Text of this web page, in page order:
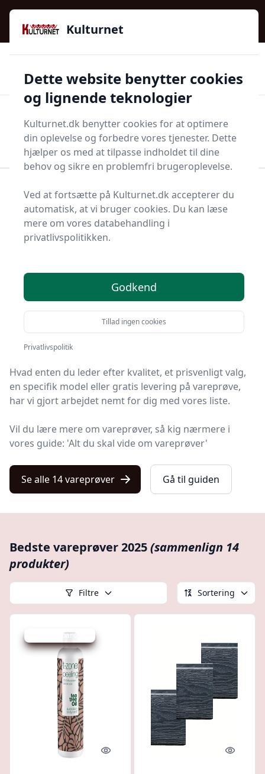
Kulturnet - Alt Det Gode I Livet | Din Kulturguide Siden
2016
97 kategorier 👍Kun godkendte butikker
Start søgning
Start søgning
Forside
Bolig og indretning
Diverse bolig og indretning
Vareprøve
Bedste vareprøver 2025
produkter
Velkommen til Kulturnet – her finder du de bedste
vareprøver på markedet. Vi har nøje udvalgt 14
produkter, så du er sikret kvalitet.
Hvad enten du leder efter kvalitet, et prisvenligt valg,
en specifik model eller gratis levering på vareprøve,
har vi gjort arbejdet nemt for dig med vores liste.
Vil du lære mere om vareprøver, så kig nærmere i
vores guide: 'Alt du skal vide om vareprøver'
Se alle 14 vareprøver Gå til guiden
Bedste vareprøver 2025(sammenlign 14
produkter)
Filtre Sortering
Udsalg - spar 20 %
Quick look Quick
Kulturnet
Dette website benytter cookies
og lignende teknologier
Kulturnet.dk benytter cookies for at optimere
din oplevelse og forbedre vores tjenester. Dette
hjælper os med at tilpasse indholdet til dine
behov og sikre en problemfri brugeroplevelse.
Ved at fortsætte på Kulturnet.dk accepterer du
automatisk, at vi bruger cookies. Du kan læse
mere om vores databehandling i
privatlivspolitikken.
Godkend
Tillad ingen cookies
Privatlivspolitik